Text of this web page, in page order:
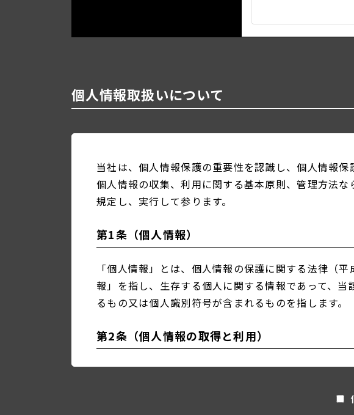
個人情報取扱いについて
当社は、個人情報保護の重要性を認識し、個人情報
個人情報の収集、利用に関する基本原則、管理方法
規定し、実行して参ります。
第1条（個人情報）
「個人情報」とは、個人情報の保護に関する法律（
報」を指し、生存する個人に関する情報であって、
るもの又は個人識別符号が含まれるものを指します。
第2条（個人情報の取得と利用）
当社は、以下の目的に必要な範囲で、ご本人の個⼈